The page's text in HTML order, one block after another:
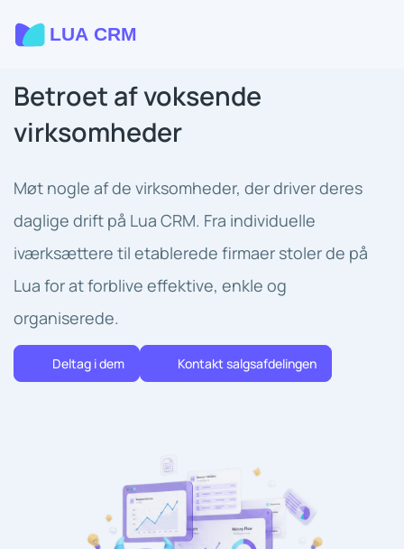
Betroet af voksende
virksomheder
Møt nogle af de virksomheder, der driver deres
daglige drift på Lua CRM. Fra individuelle
iværksættere til etablerede firmaer stoler de på
Lua for at forblive effektive, enkle og
organiserede.
Deltag i dem Kontakt salgsafdelingen